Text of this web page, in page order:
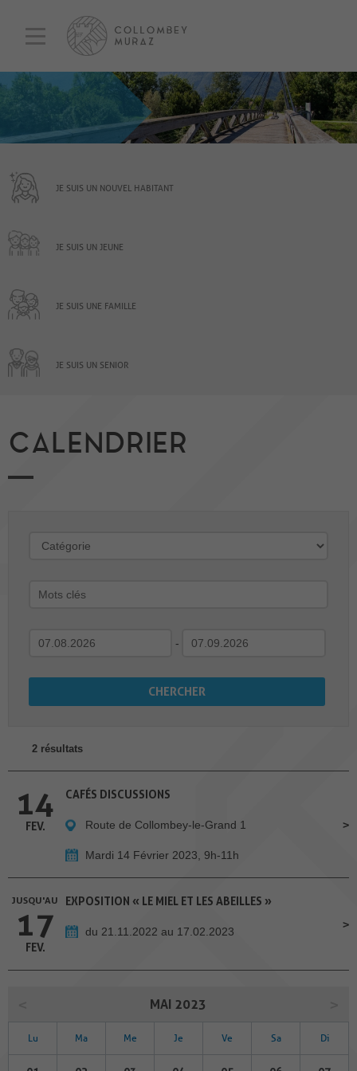
JE SUIS UN NOUVEL HABITANT
JE SUIS UN JEUNE
JE SUIS UNE FAMILLE
JE SUIS UN SENIOR
CALENDRIER
-
2 résultats
14
FEV.
CAFÉS DISCUSSIONS
Route de Collombey-le-Grand 1
Mardi 14 Février 2023, 9h-11h
JUSQU'AU
17
FEV.
EXPOSITION « LE MIEL ET LES ABEILLES »
du 21.11.2022 au 17.02.2023
MAI 2023
Lu Ma Me Je Ve Sa Di